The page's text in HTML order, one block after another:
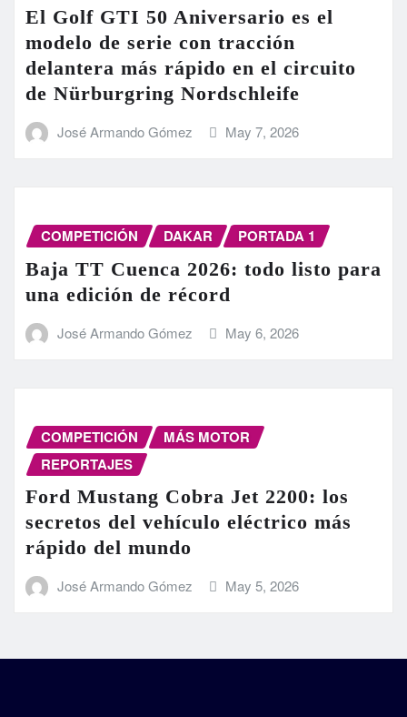
El Golf GTI 50 Aniversario es el
modelo de serie con tracción
delantera más rápido en el circuito
de Nürburgring Nordschleife
José Armando Gómez May 7, 2026
COMPETICIÓN DAKAR PORTADA 1
Baja TT Cuenca 2026: todo listo para
una edición de récord
José Armando Gómez May 6, 2026
COMPETICIÓN
MÁS MOTOR
REPORTAJES
Ford Mustang Cobra Jet 2200: los
secretos del vehículo eléctrico más
rápido del mundo
José Armando Gómez May 5, 2026